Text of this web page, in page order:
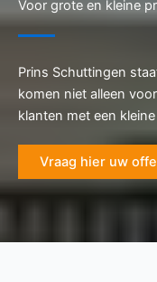
Voor grote en kleine
Prins Schuttingen
komen niet alleen
klanten met een
Vraag hier uw